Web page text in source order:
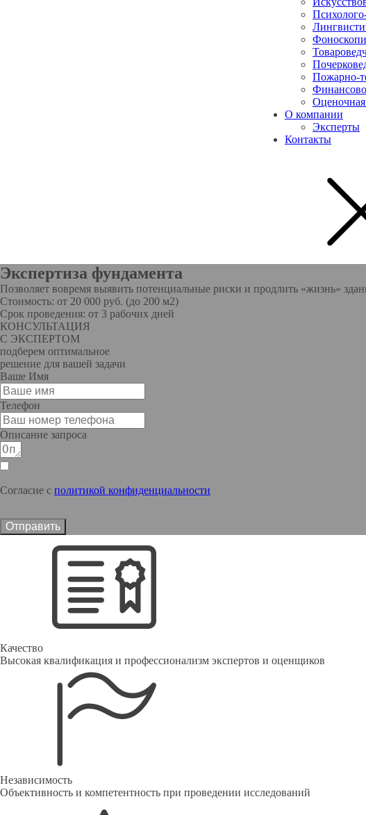
Пожарно-
Оценочная
О компании
Эксперты
Контакты
Экспертиза фундамента
Позволяет вовремя выявить потенциальные риски и продлить «жизнь»
Стоимость: от 20 000 руб. (до 200 м2)
Срок проведения: от 3 рабочих дней
КОНСУЛЬТАЦИЯ
С ЭКСПЕРТОМ
подберем оптимальное
решение для вашей задачи
Ваше Имя
Телефон
Описание запроса
Согласие с политикой конфиденциальности
Отправить
Качество
Высокая квалификация и профессионализм экспертов и оценщиков
Независимость
Объективность и компетентность при проведении исследований